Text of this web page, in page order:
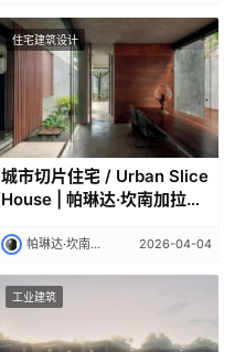
住宅建筑设计
城市切片住宅 / Urban Slice
House | 帕琳达·坎南加拉｜
帕琳达·坎南加拉｜Palinda Kannangara 2026-04-04
工业建筑